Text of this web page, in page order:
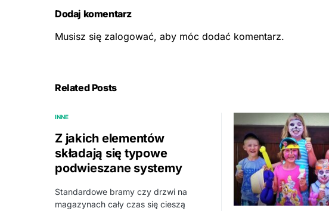
Dodaj komentarz
Musisz się zalogować, aby móc dodać komentarz.
Related Posts
INNE
Z jakich elementów
składają się typowe
podwieszane systemy
Standardowe bramy czy drzwi na
magazynach cały czas się cieszą